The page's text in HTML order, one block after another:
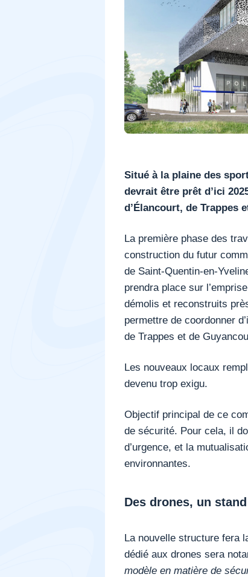
Situé à la plaine des
devrait être prêt d’ici
d’Élancourt, de Trappes
La première phase des
construction du futur
de Saint-Quentin-en-
prendra place sur
démolis et reconstruits
permettre de coordonner
de Trappes et de
Les nouveaux locaux
devenu trop exigu.
Objectif principal de ce
de sécurité. Pour cela, il
d’urgence, et la
environnantes.
Des drones, un
La nouvelle structure fera
dédié aux drones sera
modèle en matière de